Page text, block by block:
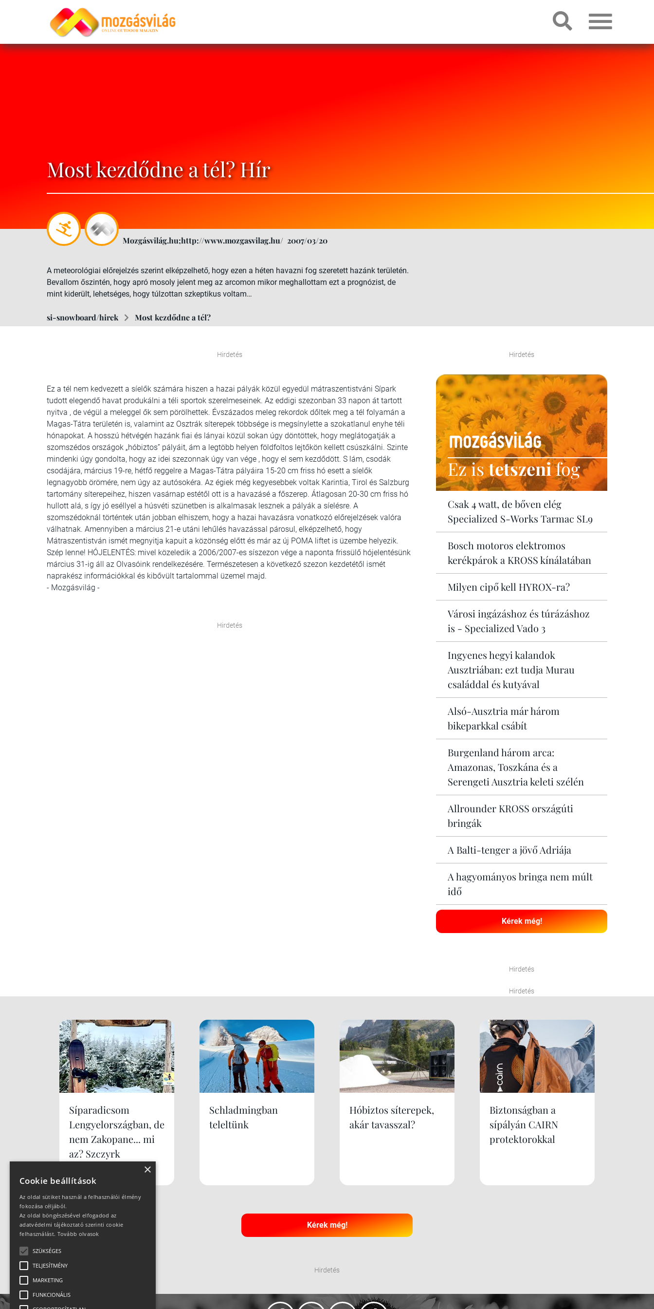
Most kezdődne a tél? Hír
Mozgásvilág.hu;http://www.mozgasvilag.hu/ 2007/03/20
A meteorológiai előrejelzés szerint elképzelhető, hogy ezen a héten havazni fog szeretett hazánk területén.
Bevallom őszintén, hogy apró mosoly jelent meg az arcomon mikor meghallottam ezt a prognózist, de
mint kiderült, lehetséges, hogy túlzottan szkeptikus voltam…
si-snowboard/hirek Most kezdődne a tél?
Hirdetés
Ez a tél nem kedvezett a síelők számára hiszen a hazai pályák közül egyedül mátraszentistváni Sípark
tudott elegendő havat produkálni a téli sportok szerelmeseinek. Az eddigi szezonban 33 napon át tartott
nyitva , de végül a meleggel ők sem pörölhettek. Évszázados meleg rekordok dőltek meg a tél folyamán a
Magas-Tátra területén is, valamint az Osztrák síterepek többsége is megsínylette a szokatlanul enyhe téli
hónapokat. A hosszú hétvégén hazánk fiai és lányai közül sokan úgy döntöttek, hogy meglátogatják a
szomszédos országok „hóbiztos” pályáit, ám a legtöbb helyen földfoltos lejtőkön kellett csúszkálni. Szinte
mindenki úgy gondolta, hogy az idei szezonnak úgy van vége , hogy el sem kezdődött. S lám, csodák
csodájára, március 19-re, hétfő reggelre a Magas-Tátra pályáira 15-20 cm friss hó esett a síelők
legnagyobb örömére, nem úgy az autósokéra. Az égiek még kegyesebbek voltak Karintia, Tirol és Salzburg
tartomány síterepeihez, hiszen vasárnap estétől ott is a havazásé a főszerep. Átlagosan 20-30 cm friss hó
hullott alá, s így jó eséllyel a húsvéti szünetben is alkalmasak lesznek a pályák a síelésre. A
szomszédoknál történtek után jobban elhiszem, hogy a hazai havazásra vonatkozó előrejelzések valóra
válhatnak. Amennyiben a március 21-e utáni lehűlés havazással párosul, elképzelhető, hogy
Mátraszentistván ismét megnyitja kapuit a közönség előtt és már az új POMA liftet is üzembe helyezik.
Szép lenne! HÓJELENTÉS: mivel közeledik a 2006/2007-es síszezon vége a naponta frissülő hójelentésünk
március 31-ig áll az Olvasóink rendelkezésére. Természetesen a következő szezon kezdetétől ismét
naprakész információkkal és kibővült tartalommal üzemel majd.
- Mozgásvilág -
Hirdetés
Hirdetés
Ez istetszenifog
Csak 4 watt, de bőven elég
Specialized S-Works Tarmac SL9
Bosch motoros elektromos
kerékpárok a KROSS kínálatában
Milyen cipő kell HYROX-ra?
Városi ingázáshoz és túrázáshoz
is - Specialized Vado 3
Ingyenes hegyi kalandok
Ausztriában: ezt tudja Murau
családdal és kutyával
Alsó-Ausztria már három
bikeparkkal csábít
Burgenland három arca:
Amazonas, Toszkána és a
Serengeti Ausztria keleti szélén
Allrounder KROSS országúti
bringák
A Balti-tenger a jövő Adriája
A hagyományos bringa nem múlt
idő
Kérek még!
Hirdetés
Hirdetés
Síparadicsom
Lengyelországban, de
nem Zakopane... mi
az? Szczyrk
Schladmingban
teleltünk
Hóbiztos síterepek,
akár tavasszal?
Biztonságban a
sípályán CAIRN
protektorokkal
Kérek még!
Hirdetés
×
Cookie beállítások
Az oldal sütiket használ a felhasználói élmény
fokozása céljából.
Az oldal böngészésével elfogadod az
adatvédelmi tájékoztató szerinti cookie
felhasználást. Tovább olvasok
SZÜKSÉGES
TELJESÍTMÉNY
MARKETING
FUNKCIONÁLIS